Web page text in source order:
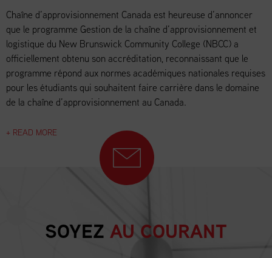
Chaîne d’approvisionnement Canada est heureuse d’annoncer
que le programme Gestion de la chaîne d’approvisionnement et
logistique du New Brunswick Community College (NBCC) a
officiellement obtenu son accréditation, reconnaissant que le
programme répond aux normes académiques nationales requises
pour les étudiants qui souhaitent faire carrière dans le domaine
de la chaîne d’approvisionnement au Canada.
+ READ MORE
SOYEZ AU COURANT